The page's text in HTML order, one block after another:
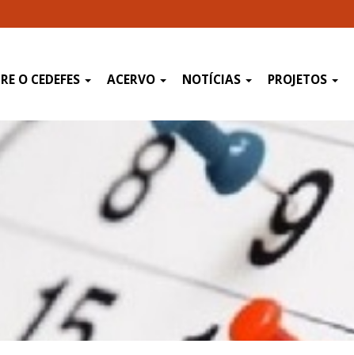
O CEDEFES ACERVO NOTÍCIAS PROJETOS